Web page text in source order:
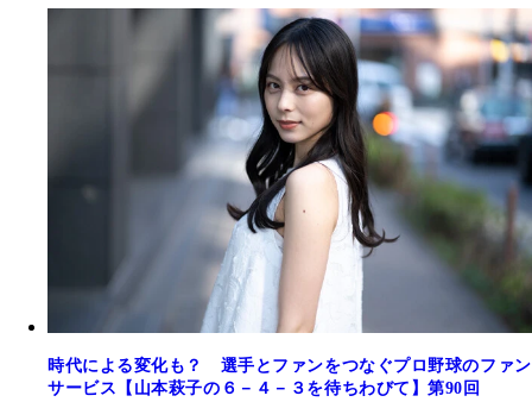
時代による変化も？ 選手とファンをつなぐプロ野球のファン
サービス【山本萩子の６－４－３を待ちわびて】第90回